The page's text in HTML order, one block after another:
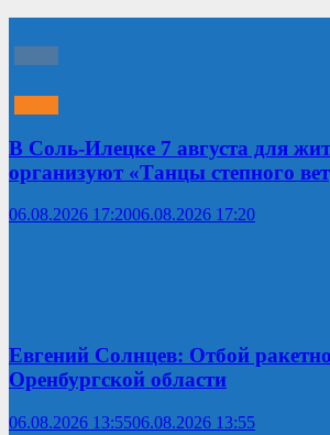
В Соль-Илецке 7 августа для
организуют «Танцы степного
06.08.2026 17:2006.08.2026 17:20
Евгений Солнцев: Отбой
Оренбургской области
06.08.2026 13:5506.08.2026 13:55